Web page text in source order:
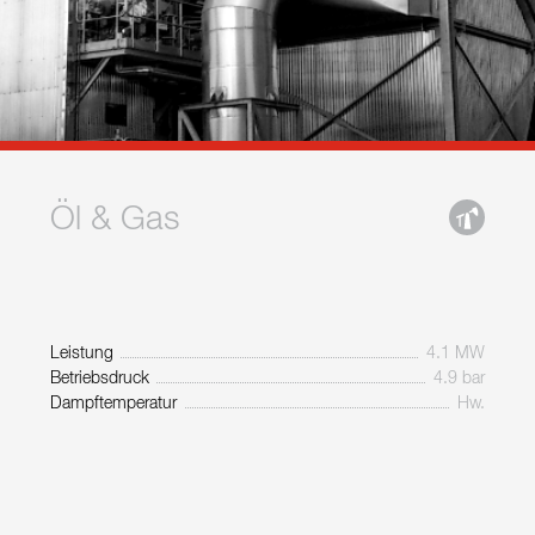
Öl & Gas
Leistung
4.1 MW
Betriebsdruck
4.9 bar
Dampftemperatur
Hw.